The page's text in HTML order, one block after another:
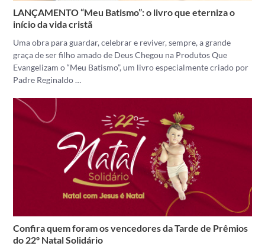
LANÇAMENTO “Meu Batismo”: o livro que eterniza o
início da vida cristã
Uma obra para guardar, celebrar e reviver, sempre, a grande
graça de ser filho amado de Deus Chegou na Produtos Que
Evangelizam o “Meu Batismo”, um livro especialmente criado por
Padre Reginaldo …
Confira quem foram os vencedores da Tarde de Prêmios
do 22º Natal Solidário